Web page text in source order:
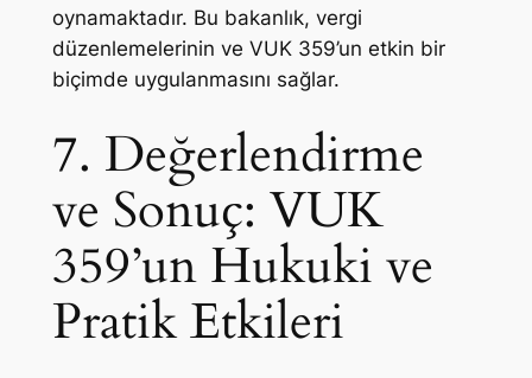
oynamaktadır. Bu bakanlık, vergi
düzenlemelerinin ve VUK 359’un etkin bir
biçimde uygulanmasını sağlar.
7. Değerlendirme
ve Sonuç: VUK
359’un Hukuki ve
Pratik Etkileri